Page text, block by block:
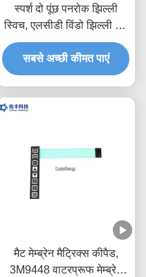
स्पर्श दो पूंछ पनरोक झिल्ली
स्विच, एलसीडी विंडो झिल्ली टच
स्विच
सबसे अच्छी कीमत पाएं
मैट मेम्ब्रेन मैट्रिक्स कीपैड,
3M9448 वाटरप्रूफ मेम्ब्रेन